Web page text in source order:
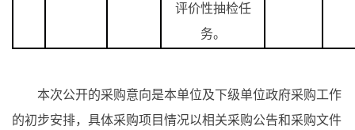
评价性抽检任
务。
本次公开的采购意向是本单位及下级单位政府采购工作
的初步安排，具体采购项目情况以相关采购公告和采购文件